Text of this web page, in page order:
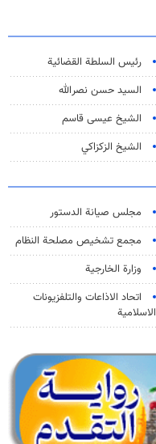
رئیس السلطة القضائیة
السيد حسن نصرالله
الشيخ عيسى قاسم
الشيخ الزكزاكي
مجلس صيانة الدستور
مجمع تشخيص مصلحة النظام
وزارة الخارجية
اتحاد الاذاعات والتلفزيونات
الاسلامية